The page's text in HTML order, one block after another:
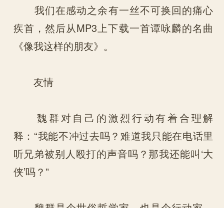
我们在感动之余有一丝不可换回的痛心
疾首，然后从MP3上下载一首谭咏麟的名曲
《像我这样的朋友》。
友情
魏群对自己的激烈行动有着合理解
释：“我能不冲过去吗？难道我只能在电话里
听兄弟被别人殴打的声音吗？那我还能叫‘大
侠’吗？”